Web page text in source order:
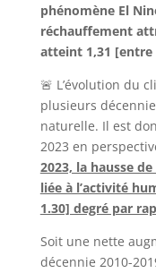
phénomène El
réchauffement
atteint 1,31 [entre
🚨 L’évolution du
plusieurs
naturelle. Il est
2023 en
2023, la hausse
liée à l’activité
1.30] degré par
Soit une nette
décennie 2010-